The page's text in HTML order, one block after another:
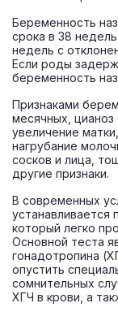
Беременность
срока в 38
недель с
Если роды
беременность
Признаками
месячных, цианоз
увеличение
нагрубание
сосков и лица,
другие признаки.
В современных
устанавливается
который легко
Основной теста
гонадотропина
опустить
сомнительных
ХГЧ в крови, а